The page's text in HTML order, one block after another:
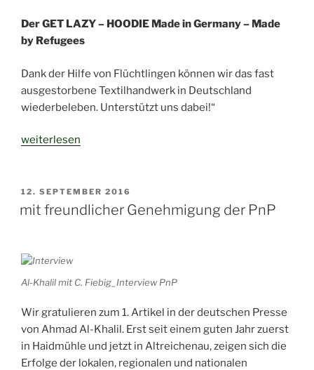
Der GET LAZY – HOODIE Made in Germany – Made
by Refugees
Dank der Hilfe von Flüchtlingen können wir das fast
ausgestorbene Textilhandwerk in Deutschland
wiederbeleben. Unterstützt uns dabei!“
„HOODIE
Germany
–
Refugees“
weiterlesen
VERÖFFENTLICHT
AM
12. SEPTEMBER 2016
mit freundlicher Genehmigung der PnP
Al-Khalil mit C. Fiebig_Interview PnP
Wir gratulieren zum 1. Artikel in der deutschen Presse
von Ahmad Al-Khalil. Erst seit einem guten Jahr zuerst
in Haidmühle und jetzt in Altreichenau, zeigen sich die
Erfolge der lokalen, regionalen und nationalen